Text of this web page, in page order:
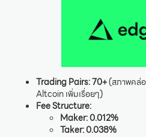
Trading Pairs:70+(สภาพคล่
Altcoin เพิ่มเรื่อยๆ)
Fee Structure:
Maker: 0.012%
Taker: 0.038%